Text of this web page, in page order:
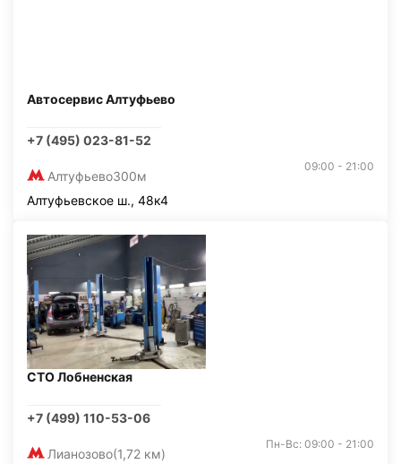
Автосервис Алтуфьево
+7 (495) 023-81-52
Алтуфьево300м
09:00 - 21:00
Алтуфьевское ш., 48к4
СТО Лобненская
+7 (499) 110-53-06
Лианозово(1,72 км)
Пн-Вс: 09:00 - 21:00